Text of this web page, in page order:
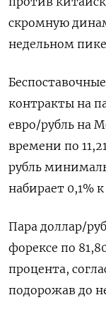
скромную
недельном
контракты на
евро/рубль на
времени по
рубль
набирает 0,1% к
Пара доллар/
форексе по
процента,
подорожав до